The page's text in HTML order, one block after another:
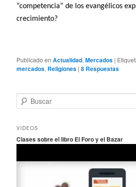
“competencia” de los evangélicos
crecimiento?
Publicado en Actualidad,Mercados |
mercados, Religiones |8 Respuestas
u
c
r
VIDEOS
Clases sobre el libro El Foro y el Bazar